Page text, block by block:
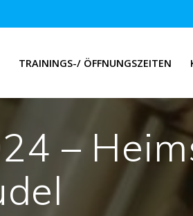
TRAININGS-/ ÖFFNUNGSZEITEN
–